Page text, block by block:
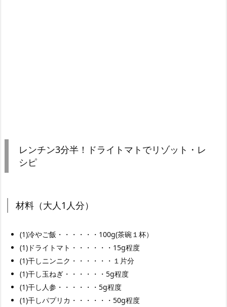
レンチン3分半！ドライトマトでリゾット・レ
シピ
材料（大人1人分）
(1)冷やご飯・・・・・・100g(茶碗１杯）
(1)ドライトマト・・・・・・15g程度
(1)干しニンニク・・・・・・１片分
(1)干し玉ねぎ・・・・・・5g程度
(1)干し人参・・・・・・5g程度
(1)干しパプリカ・・・・・・50g程度